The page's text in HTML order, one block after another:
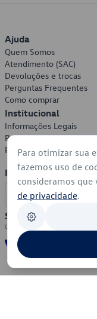
Ajuda
Quem Somos
Atendimento (SAC)
Devoluções e trocas
Perguntas Frequentes
Como comprar
Institucional
Informações Legais
Política de Privacidade
Política de Cookies
Formas de
Segurança
Para otimizar sua
fazemos uso de
consideramos que
de privacidade.